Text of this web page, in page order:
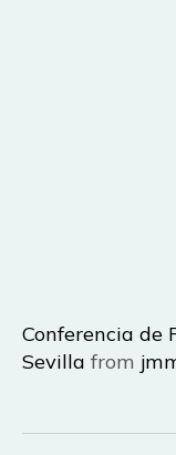
Conferencia de
Sevilla from